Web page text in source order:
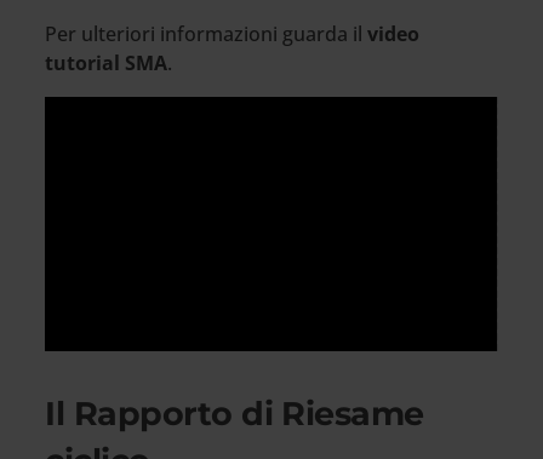
Per ulteriori informazioni guarda ilvideo
tutorial SMA.
Il Rapporto di Riesame